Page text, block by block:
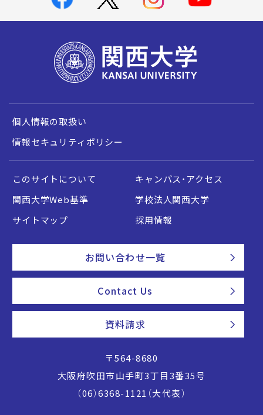
個人情報の取扱い
情報セキュリティポリシー
このサイトについて
キャンパス・アクセス
関西大学Web基準
学校法人関西大学
サイトマップ
採用情報
お問い合わせ一覧
Contact Us
資料請求
〒564-8680
大阪府吹田市山手町3丁目3番35号
（06）6368-1121（大代表）